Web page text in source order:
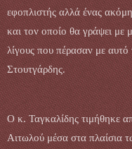
εφοπλιστής αλλά ένας
και τον οποίο θα γράψει με
λίγους που πέρασαν με
Στουτγάρδης.
Ο κ. Ταγκαλίδης τιμήθηκε
Αιτωλού μέσα στα πλαίσια